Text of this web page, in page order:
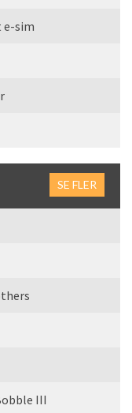
e-sim
SE FLER
III